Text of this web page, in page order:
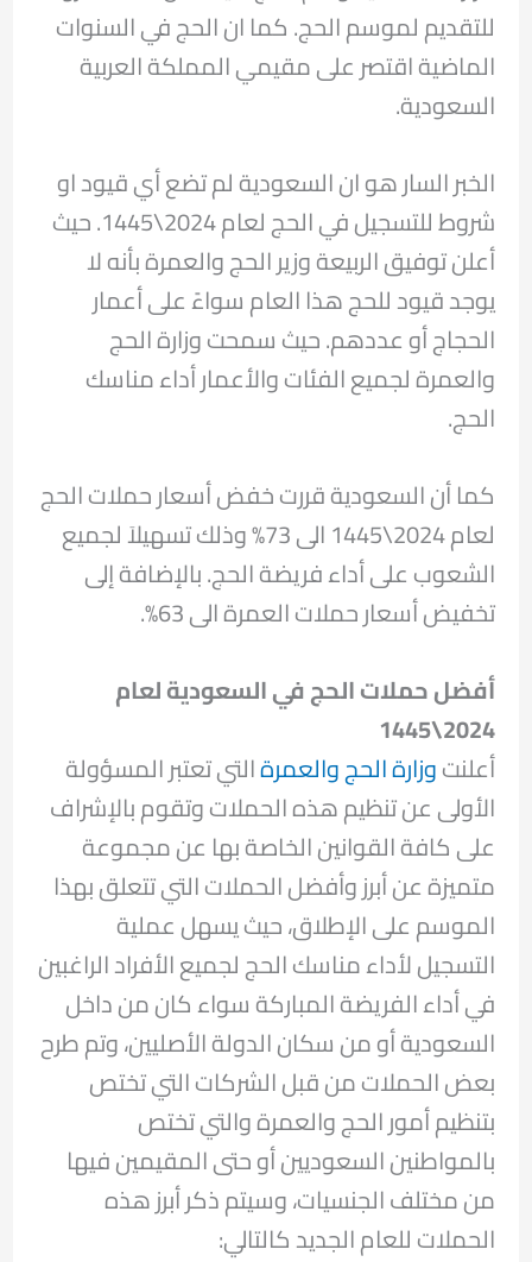
للتقديم لموسم الحج. كما ان الحج في السنوات
الماضية اقتصر على مقيمي المملكة العربية
السعودية.
الخبر السار هو ان السعودية لم تضع أي قيود او
شروط للتسجيل في الحج لعام 2024\1445. حيث
أعلن توفيق الربيعة وزير الحج والعمرة بأنه لا
يوجد قيود للحج هذا العام سواءً على أعمار
الحجاج أو عددهم. حيث سمحت وزارة الحج
والعمرة لجميع الفئات والأعمار أداء مناسك
الحج.
كما أن السعودية قررت خفض أسعار حملات الحج
لعام 2024\1445 الى 73% وذلك تسهيلاَ لجميع
الشعوب على أداء فريضة الحج. بالإضافة إلى
تخفيض أسعار حملات العمرة الى 63%.
أفضل حملات الحج في السعودية لعام
2024\1445
أعلنتوزارة الحج والعمرةالتي تعتبر المسؤولة
الأولى عن تنظيم هذه الحملات وتقوم بالإشراف
على كافة القوانين الخاصة بها عن مجموعة
متميزة عن أبرز وأفضل الحملات التي تتعلق بهذا
الموسم على الإطلاق، حيث يسهل عملية
التسجيل لأداء مناسك الحج لجميع الأفراد الراغبين
في أداء الفريضة المباركة سواء كان من داخل
السعودية أو من سكان الدولة الأصليين، وتم طرح
بعض الحملات من قبل الشركات التي تختص
بتنظيم أمور الحج والعمرة والتي تختص
بالمواطنين السعوديين أو حتى المقيمين فيها
من مختلف الجنسيات، وسيتم ذكر أبرز هذه
الحملات للعام الجديد كالتالي: